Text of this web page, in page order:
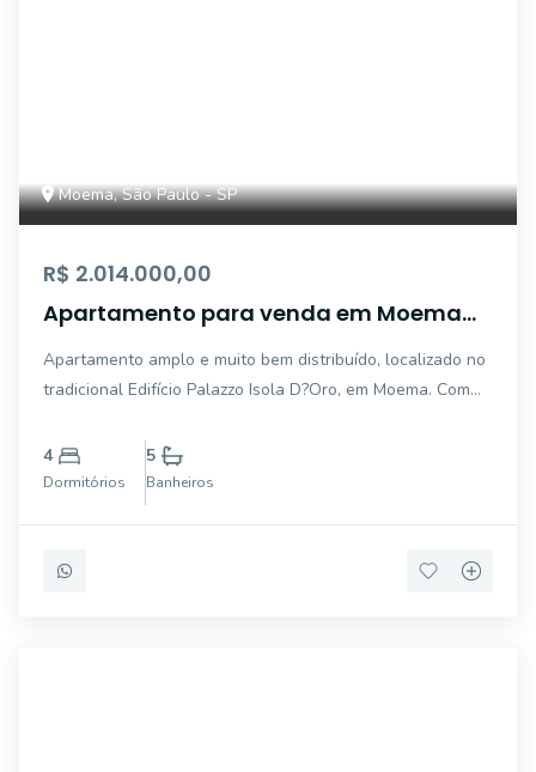
Moema, São Paulo - SP
R$ 2.014.000,00
Apartamento para venda em Moema
Apartamento amplo e muito bem distribuído, localizado no
tradicional Edifício Palazzo Isola D?Oro, em Moema. Com
oferece ambientes espaçosos e confortáveis, ideal para
quem busca qualidade de vida e excel
4
Dormitórios
5
Banheiros